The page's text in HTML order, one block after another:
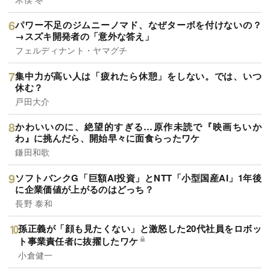
パワー不足のジムニーノマド、なぜターボを付けないの？
→スズキ開発者の「意外な答え」
フェルディナント・ヤマグチ
集中力が高い人は「疲れたら休憩」をしない。では、いつ
休む？
戸田大介
かわいいのに、絶望的すぎる…原作未読で『映画ちいか
わ』に挑んだら、開始早々に面食らったワケ
鎌田和歌
ソフトバンクG「巨額AI投資」とNTT「小型国産AI」1年後
に企業価値が上がるのはどっち？
長野 泰和
孫正義が「顔も見たくない」と激怒した20代社員をロボッ
ト事業責任者に抜擢したワケ
小倉健一